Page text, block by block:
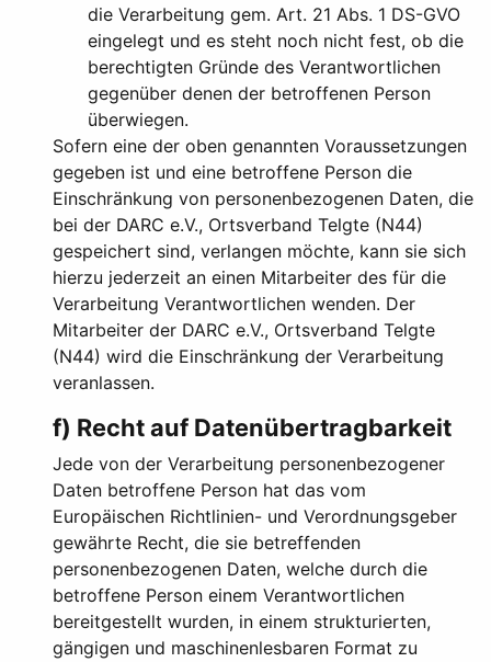
die Verarbeitung gem. Art. 21 Abs. 1 DS-GVO
eingelegt und es steht noch nicht fest, ob die
berechtigten Gründe des Verantwortlichen
gegenüber denen der betroffenen Person
überwiegen.
Sofern eine der oben genannten Voraussetzungen
gegeben ist und eine betroffene Person die
Einschränkung von personenbezogenen Daten, die
bei der DARC e.V., Ortsverband Telgte (N44)
gespeichert sind, verlangen möchte, kann sie sich
hierzu jederzeit an einen Mitarbeiter des für die
Verarbeitung Verantwortlichen wenden. Der
Mitarbeiter der DARC e.V., Ortsverband Telgte
(N44) wird die Einschränkung der Verarbeitung
veranlassen.
f) Recht auf Datenübertragbarkeit
Jede von der Verarbeitung personenbezogener
Daten betroffene Person hat das vom
Europäischen Richtlinien- und Verordnungsgeber
gewährte Recht, die sie betreffenden
personenbezogenen Daten, welche durch die
betroffene Person einem Verantwortlichen
bereitgestellt wurden, in einem strukturierten,
gängigen und maschinenlesbaren Format zu